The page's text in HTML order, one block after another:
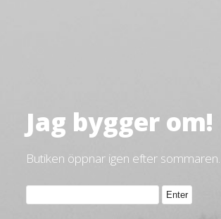
Jag bygger om!
Butiken öppnar igen efter